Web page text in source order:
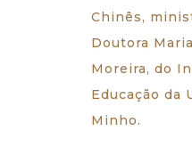
Chinês,
Doutora
Moreira, do
Educação da
Minho.